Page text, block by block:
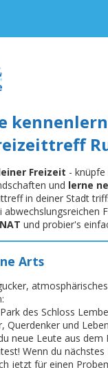
Freizeit -
und lerne
in deiner Stadt
abwechslungsreichen
und probier's
Arts
des Schloss
Querdenker und
neue Leute aus dem
Wenn du nächstes
jetzt für einen